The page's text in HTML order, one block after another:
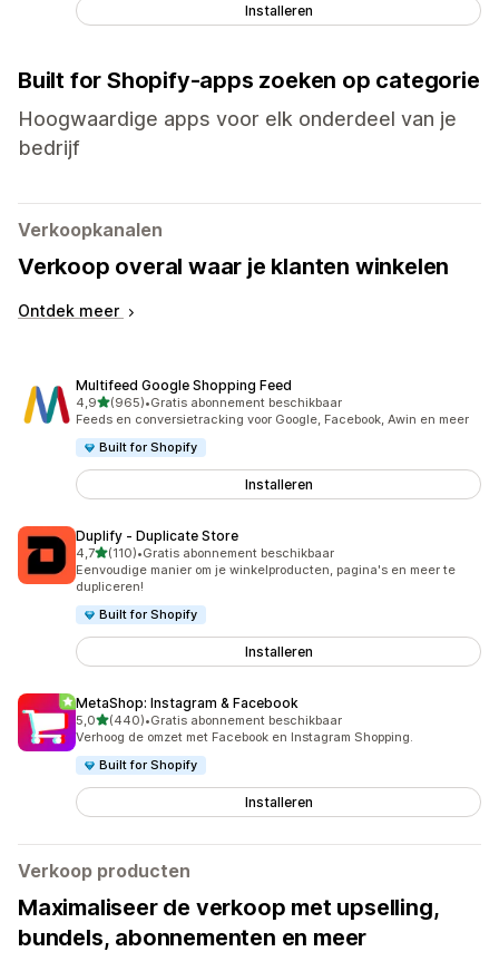
Installeren
Built for Shopify-apps zoeken op categorie
Hoogwaardige apps voor elk onderdeel van je
bedrijf
Verkoopkanalen
Verkoop overal waar je klanten winkelen
Ontdek meer
Multifeed Google Shopping Feed
4,9van 5 sterren
(965)
965 recensies in totaal
•Gratis abonnement beschikbaar
Feeds en conversietracking voor Google, Facebook, Awin en meer
Built for Shopify
Installeren
Duplify ‑ Duplicate Store
4,7van 5 sterren
(110)
110 recensies in totaal
•Gratis abonnement beschikbaar
Eenvoudige manier om je winkelproducten, pagina's en meer te
dupliceren!
Built for Shopify
Installeren
MetaShop: Instagram & Facebook
5,0van 5 sterren
(440)
440 recensies in totaal
•Gratis abonnement beschikbaar
Verhoog de omzet met Facebook en Instagram Shopping.
Built for Shopify
Installeren
Verkoop producten
Maximaliseer de verkoop met upselling,
bundels, abonnementen en meer